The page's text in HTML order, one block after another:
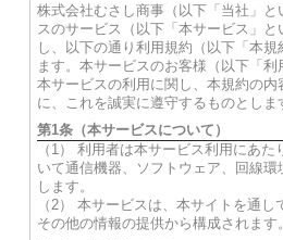
株式会社むさし商事（以下「当社」
スのサービス（以下「本サービス」
し、以下の通り利用規約（以下「本
ます。本サービスのお客様（以下「利
本サービスの利用に関し、本規約の内
に、これを誠実に遵守するものとしま
第1条（本サービスについて）
（1） 利用者は本サービス利用にあ
いて通信機器、ソフトウェア、回線環
します。
（2） 本サービスは、本サイトを通
その他の情報の提供から構成されます。